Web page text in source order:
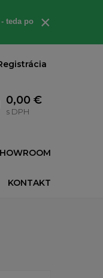
teda po
×
0,00 €
s DPH
KONTAKT